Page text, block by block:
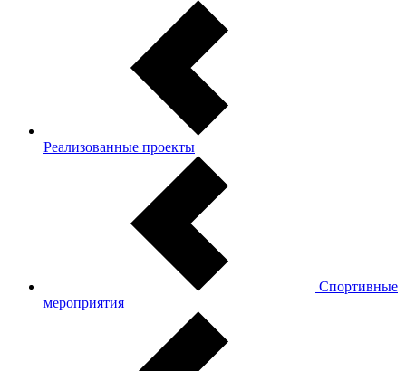
Реализованные проекты
Спортивные
мероприятия